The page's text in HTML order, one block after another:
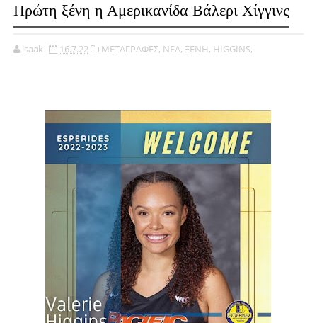
Πρώτη ξένη η Αμερικανίδα Βάλερι Χίγγινς
isaak 16.7.22 ΜΕΤΑΓΡΑΦΕΣ, ΝΕΑ, ΞΕΝΗ, HIGGINS,